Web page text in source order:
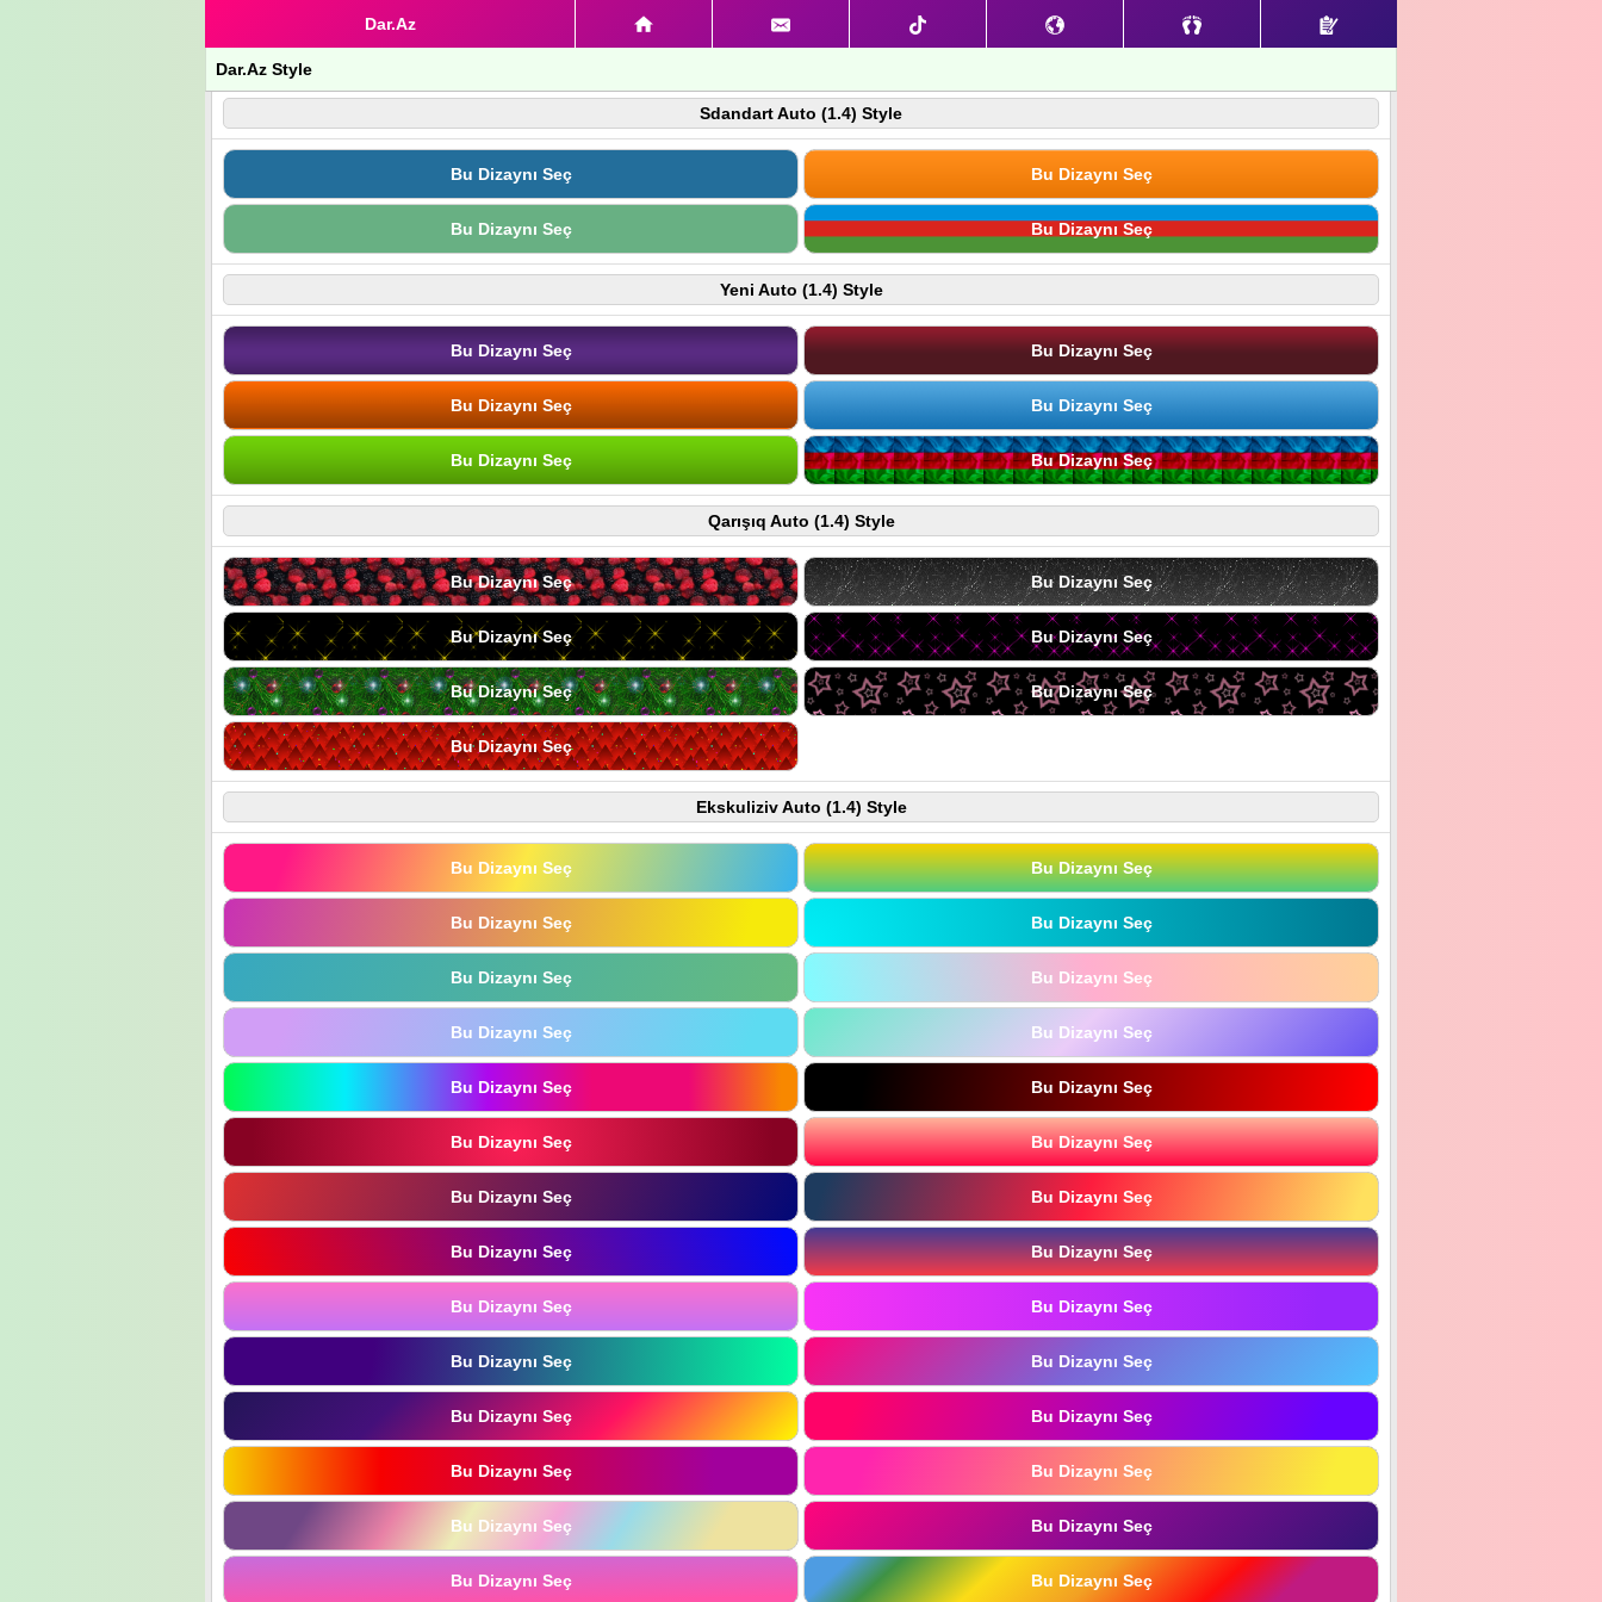
Dar.Az
Dar.Az Style
Sdandart Auto (1.4) Style
Bu Dizaynı Seç Bu Dizaynı Seç
Bu Dizaynı Seç Bu Dizaynı Seç
Yeni Auto (1.4) Style
Bu Dizaynı Seç Bu Dizaynı Seç
Bu Dizaynı Seç Bu Dizaynı Seç
Bu Dizaynı Seç Bu Dizaynı Seç
Qarışıq Auto (1.4) Style
Bu Dizaynı Seç Bu Dizaynı Seç
Bu Dizaynı Seç Bu Dizaynı Seç
Bu Dizaynı Seç Bu Dizaynı Seç
Bu Dizaynı Seç
Ekskuliziv Auto (1.4) Style
Bu Dizaynı Seç Bu Dizaynı Seç
Bu Dizaynı Seç Bu Dizaynı Seç
Bu Dizaynı Seç Bu Dizaynı Seç
Bu Dizaynı Seç Bu Dizaynı Seç
Bu Dizaynı Seç Bu Dizaynı Seç
Bu Dizaynı Seç Bu Dizaynı Seç
Bu Dizaynı Seç Bu Dizaynı Seç
Bu Dizaynı Seç Bu Dizaynı Seç
Bu Dizaynı Seç Bu Dizaynı Seç
Bu Dizaynı Seç Bu Dizaynı Seç
Bu Dizaynı Seç Bu Dizaynı Seç
Bu Dizaynı Seç Bu Dizaynı Seç
Bu Dizaynı Seç Bu Dizaynı Seç
Bu Dizaynı Seç Bu Dizaynı Seç